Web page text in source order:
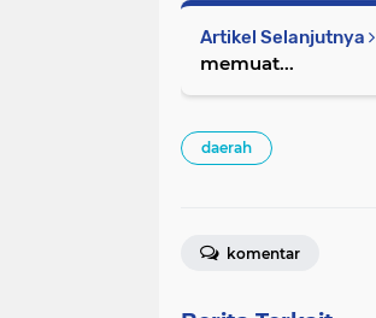
Artikel Selanjutnya
memuat...
daerah
komentar